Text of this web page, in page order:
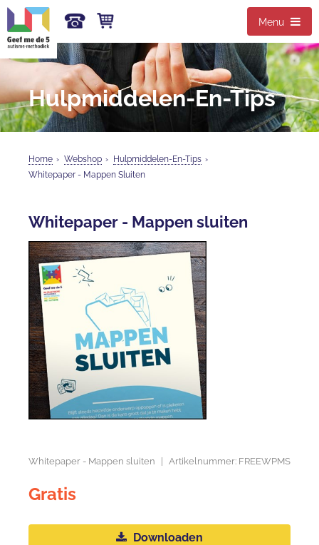
Menu
Hulpmiddelen-En-Tips
Home › Webshop › Hulpmiddelen-En-Tips ›
Whitepaper - Mappen Sluiten
Whitepaper - Mappen sluiten
Whitepaper - Mappen sluiten Artikelnummer: FREEWPMS
Gratis
Downloaden